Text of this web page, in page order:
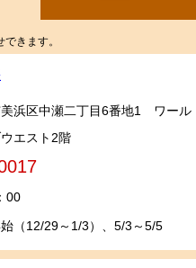
きます。
浜区中瀬二丁目6番地1 ワール
エスト2階
00
（12/29～1/3）、5/3～5/5